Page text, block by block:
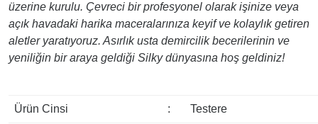
üzerine kurulu. Çevreci bir profesyonel olarak işinize veya
açık havadaki harika maceralarınıza keyif ve kolaylık getiren
aletler yaratıyoruz. Asırlık usta demircilik becerilerinin ve
yeniliğin bir araya geldiği Silky dünyasına hoş geldiniz!
Ürün Cinsi : Testere